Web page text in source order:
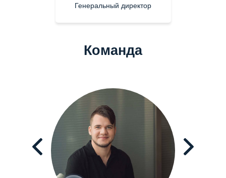
Генеральный директор
Команда